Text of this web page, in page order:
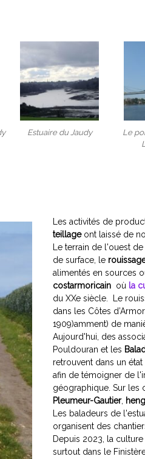
Estuaire du Jaudy
Le
Les activités de
teillageont laissé de
Le terrain de l'ouest
de surface, le
alimentés en sources
costarmoricain où la
du XXe siècle. Le
dans les Côtes
1909)amment) de
Aujourd'hui, des
Pouldouran et les
retrouvent dans un
afin de témoigner de
géographique. Sur les
Pleumeur-Gautier,
Les baladeurs de
organisent des
Depuis 2023, la
surtout dans le